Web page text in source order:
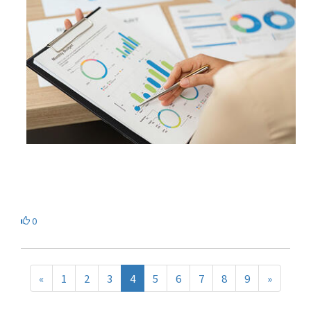
0
« 1 2 3 4 5 6 7 8 9 »